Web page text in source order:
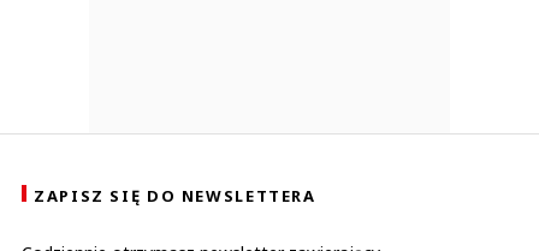
ZAPISZ SIĘ DO NEWSLETTERA